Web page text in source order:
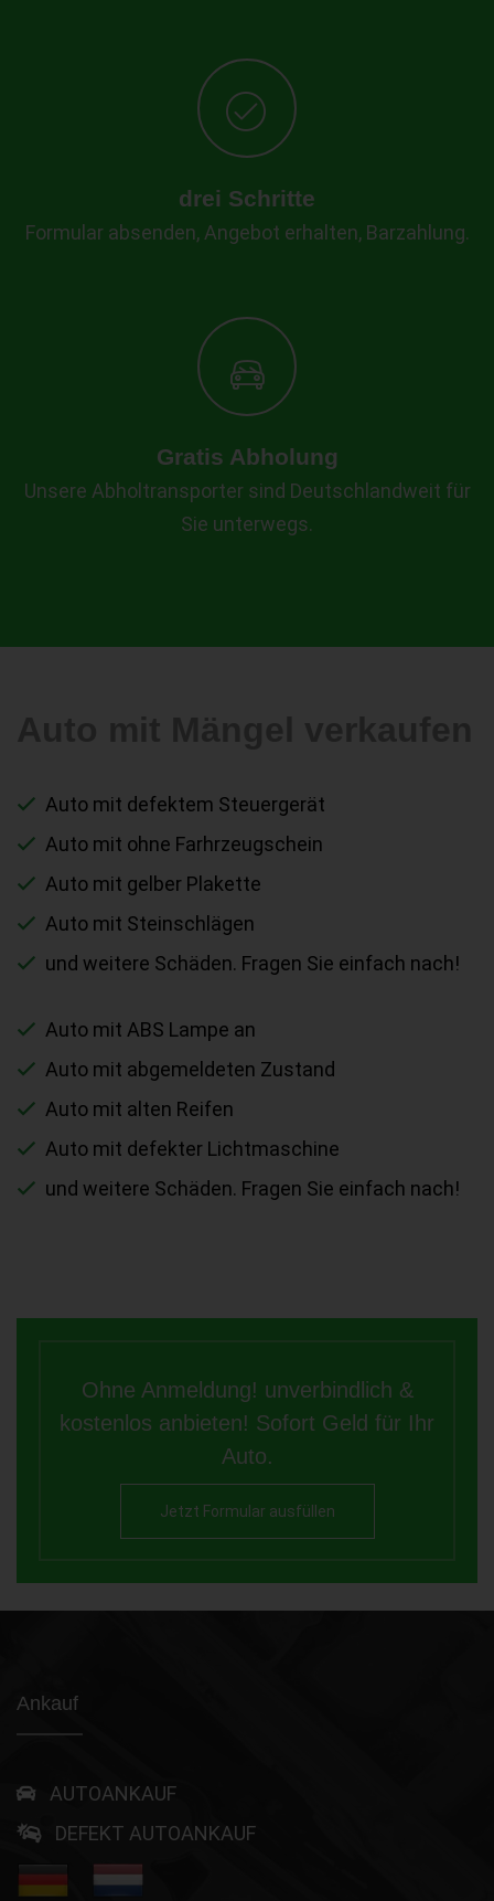
drei Schritte
Formular absenden, Angebot erhalten, Barzahlung.
Gratis Abholung
Unsere Abholtransporter sind Deutschlandweit für
Sie unterwegs.
Auto mit defektem Steuergerät
Auto mit ohne Farhrzeugschein
Auto mit gelber Plakette
Auto mit Steinschlägen
und weitere Schäden. Fragen Sie einfach nach!
Auto mit ABS Lampe an
Auto mit abgemeldeten Zustand
Auto mit alten Reifen
Auto mit defekter Lichtmaschine
und weitere Schäden. Fragen Sie einfach nach!
Ohne Anmeldung! unverbindlich &
kostenlos anbieten! Sofort Geld für Ihr
Auto.
Jetzt Formular ausfüllen
Ankauf
AUTOANKAUF
DEFEKT AUTOANKAUF